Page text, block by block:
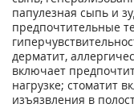
папулезная сыпь и
предпочтительные
дерматит,
включает
нагрузке; стоматит
изъязвления в